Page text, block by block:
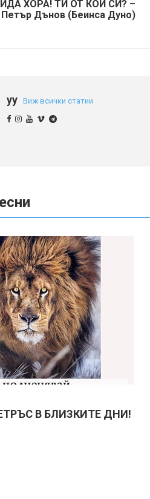
ХОРА! ТИ ОТ КОИ СИ? –
Петър Дънов (Беинса Дуно)
yy Виж всички статии
В БЛИЗКИТЕ ДНИ!